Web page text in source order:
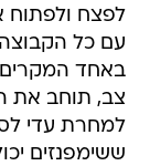
לפצח ולפתוח
עם כל
באחד המקרים
צב, תוחב את
למחרת עדי
ששימפנזים